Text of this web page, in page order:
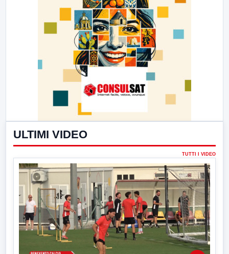
ULTIMI VIDEO
TUTTI I VIDEO